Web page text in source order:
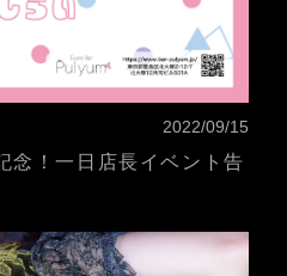
2022/09/15
念！一日店長イベント告